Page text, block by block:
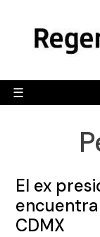
content
☰
El ex
encuentra
CDMX